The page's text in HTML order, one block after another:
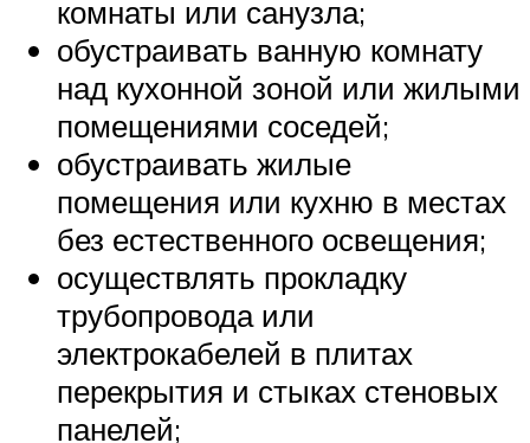
комнаты или санузла;
обустраивать ванную комнату
над кухонной зоной или жилыми
помещениями соседей;
обустраивать жилые
помещения или кухню в местах
без естественного освещения;
осуществлять прокладку
трубопровода или
электрокабелей в плитах
перекрытия и стыках стеновых
панелей;